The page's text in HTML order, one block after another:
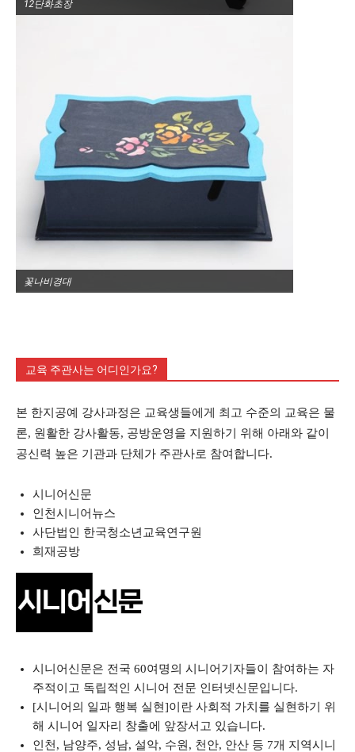
12단화초장
꽃나비경대
교육 주관사는 어디인가요?
본 한지공예 강사과정은 교육생들에게 최고 수준의 교육은 물
론, 원활한 강사활동, 공방운영을 지원하기 위해 아래와 같이
공신력 높은 기관과 단체가 주관사로 참여합니다.
시니어신문
인천시니어뉴스
사단법인 한국청소년교육연구원
희재공방
시니어신문은 전국 60여명의 시니어기자들이 참여하는 자
주적이고 독립적인 시니어 전문 인터넷신문입니다.
[시니어의 일과 행복 실현]이란 사회적 가치를 실현하기 위
해 시니어 일자리 창출에 앞장서고 있습니다.
인천, 남양주, 성남, 설악, 수원, 천안, 안산 등 7개 지역시니